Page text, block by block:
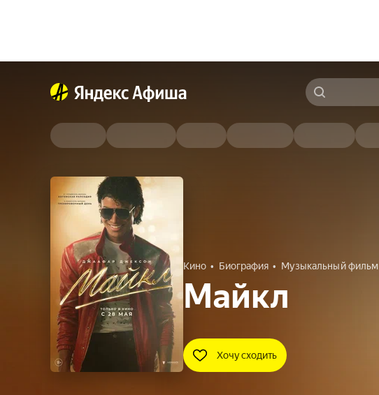
Кино Биография Музыкальный фильм
Майкл
Хочу сходить